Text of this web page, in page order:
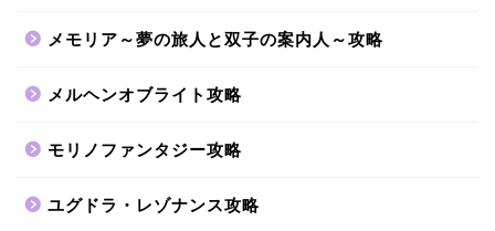
メモリア～夢の旅人と双子の案内人～攻略
メルヘンオブライト攻略
モリノファンタジー攻略
ユグドラ・レゾナンス攻略